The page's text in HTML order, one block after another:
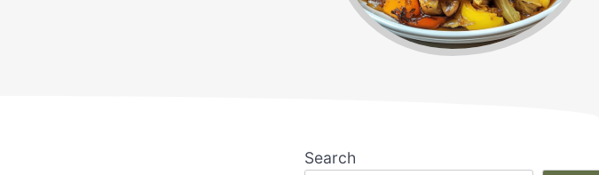
Search